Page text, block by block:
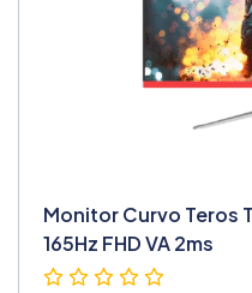
Monitor Curvo Teros
165Hz FHD VA 2ms